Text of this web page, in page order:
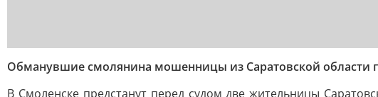
Обманувшие смолянина мошенницы из Саратовской области
В Смоленске предстанут перед судом две жительницы